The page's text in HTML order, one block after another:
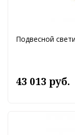
Подвесной
43 013 руб.